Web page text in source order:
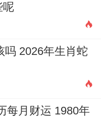
呢
吗 2026年生肖蛇
每月财运 1980年